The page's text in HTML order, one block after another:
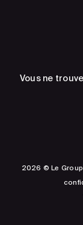
Vous ne
2026 © Le